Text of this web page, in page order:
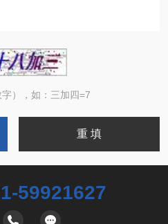
），如：三加四=7
59921627